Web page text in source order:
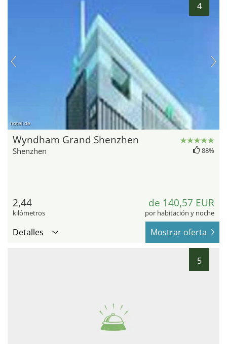
4
hotel.de
Wyndham Grand Shenzhen
Shenzhen 88%
2,44
kilómetros
de 140,57 EUR
por habitación y noche
Detalles Mostrar oferta
5